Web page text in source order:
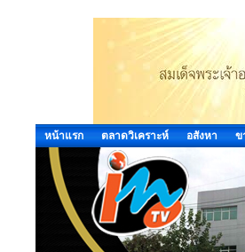
หน้าแรก ตลาดวิเคราะห์ อสังหา ข